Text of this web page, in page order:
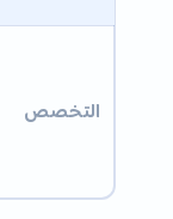
التخصص